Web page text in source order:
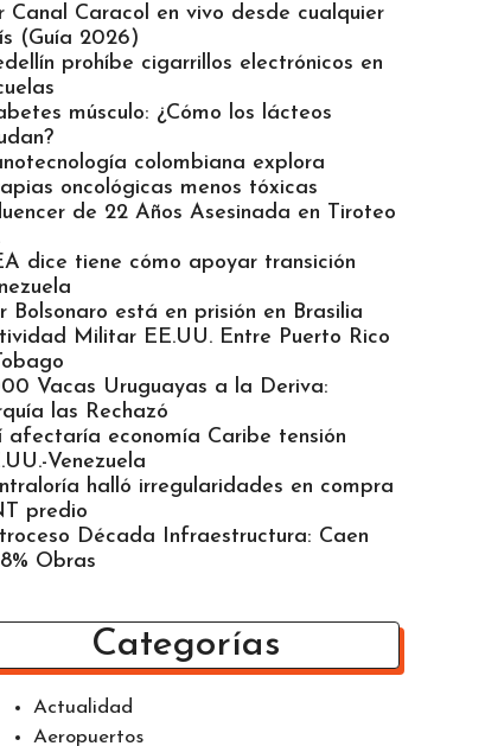
Canal Caracol en vivo desde cualquier
(Guía 2026)
prohíbe cigarrillos electrónicos en
músculo: ¿Cómo los lácteos
colombiana explora
oncológicas menos tóxicas
de 22 Años Asesinada en Tiroteo
dice tiene cómo apoyar transición
Bolsonaro está en prisión en Brasilia
Militar EE.UU. Entre Puerto Rico
Vacas Uruguayas a la Deriva:
las Rechazó
afectaría economía Caribe tensión
Venezuela
halló irregularidades en compra
predio
Década Infraestructura: Caen
Obras
Categorías
Actualidad
Aeropuertos